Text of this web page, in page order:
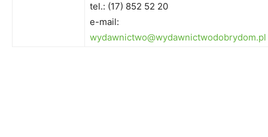
tel.: (17) 852 52 20
e-mail:
wydawnictwo@wydawnictwodobrydom.pl